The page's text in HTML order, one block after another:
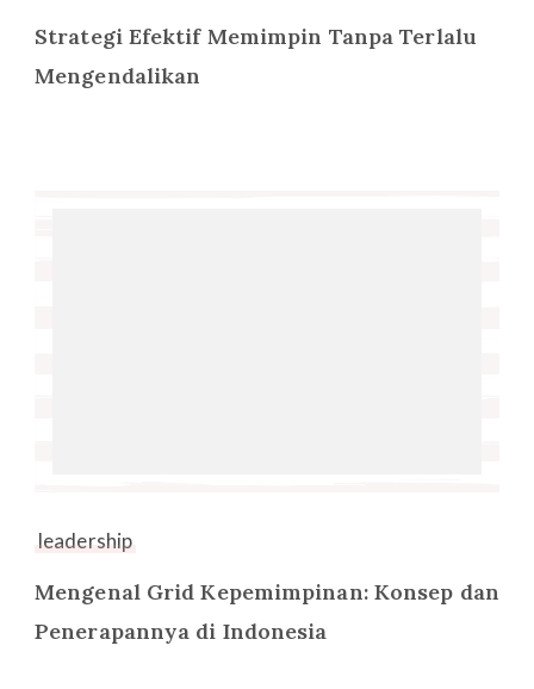
Strategi Efektif Memimpin Tanpa Terlalu
Mengendalikan
leadership
Mengenal Grid Kepemimpinan: Konsep dan
Penerapannya di Indonesia